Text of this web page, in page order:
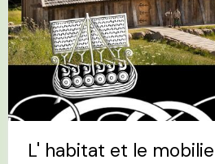
L' habitat et le